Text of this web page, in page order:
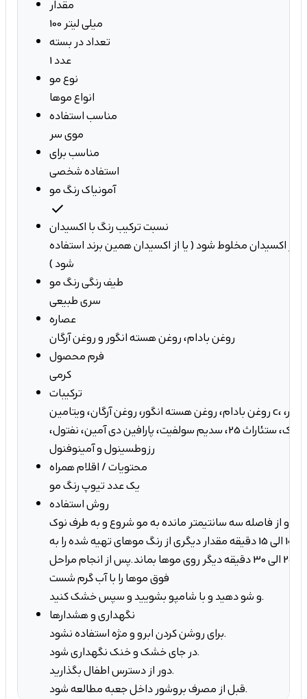
مقدار
100 میلی لیتر
تعداد در بسته
1 عدد
نوع مو
انواع موها
مناسب استفاده
موی سر
مناسب برای
استفاده شخصی
آمونیاک رنگ مو
check
نسبت ترکیب رنگ با اکسیدان
عدد تیوپ با 1.5 برابر اکسیدان مخلوط شود ( یا از اکسیدان همین برند استفاده
شود )
طیف رنگی رنگ مو
سری طبیعی
عصاره
روغن بادام، روغن هسته انگور و روغن آرگان
فرم محصول
کرمی
ترکیبات
روغن بادام، روغن هسته انگور، روغن آرگان، ویتامین c، ستئاریل الکل، امولسیافر،
نرم کننده، امونیاک، ستئاراث 25، سدیم سولفیت، پارافین دی آمین، نفتول،
رزوطسینول و آمینوفنول
محتویات / اقلام همراه
یک عدد تیوپ رنگ مو
روش استفاده
و از فاصله سه سانتیمتر مانده به مو شروع و به طرف نوک
موها بمالیدو پس از 10 الی 15 دقیقه مقدار دیگری از رنگ موهای تهیه شده را به
ریشه مو بزنید و بگذارید 20 الی 30 دقیقه دیگر روی موها بماند.پس از انجام مراحل
فوق موها را با آب گرم شست
و شو دهید و با شامپو بشویید و سپس خشک کنید.
نگهداری و هشدارها
برای روشن کردن ابرو و مژه استفاده نشود.
در جای خشک و خنک نگهداری شود.
دور از دسترس اطفال بگذارید.
قبل از مصرف بروشور داخل جعبه مطالعه شود.